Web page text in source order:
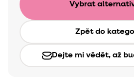
Vybrat
Zpět do
Dejte mi vědět, až